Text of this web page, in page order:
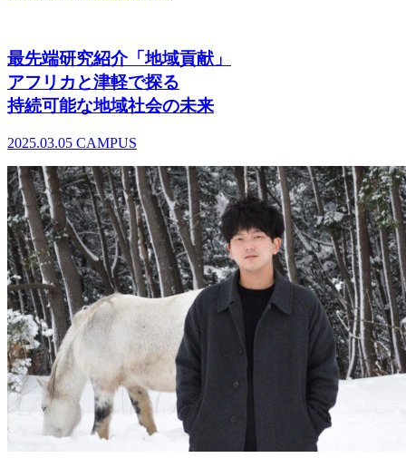
最先端研究紹介「地域貢献」
アフリカと津軽で探る
持続可能な地域社会の未来
2025.03.05 CAMPUS